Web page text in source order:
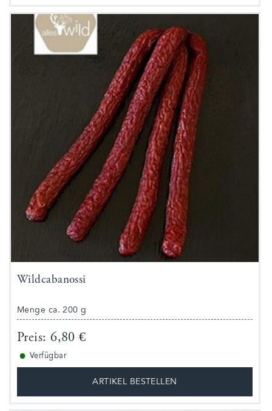
Wildcabanossi
Menge ca. 200 g
Preis: 6,80 €
● Verfügbar
ARTIKEL BESTELLEN